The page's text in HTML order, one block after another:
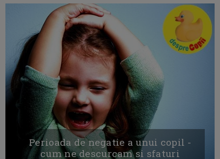
Perioada de negatie a unui copil -
cum ne descurcam si sfaturi